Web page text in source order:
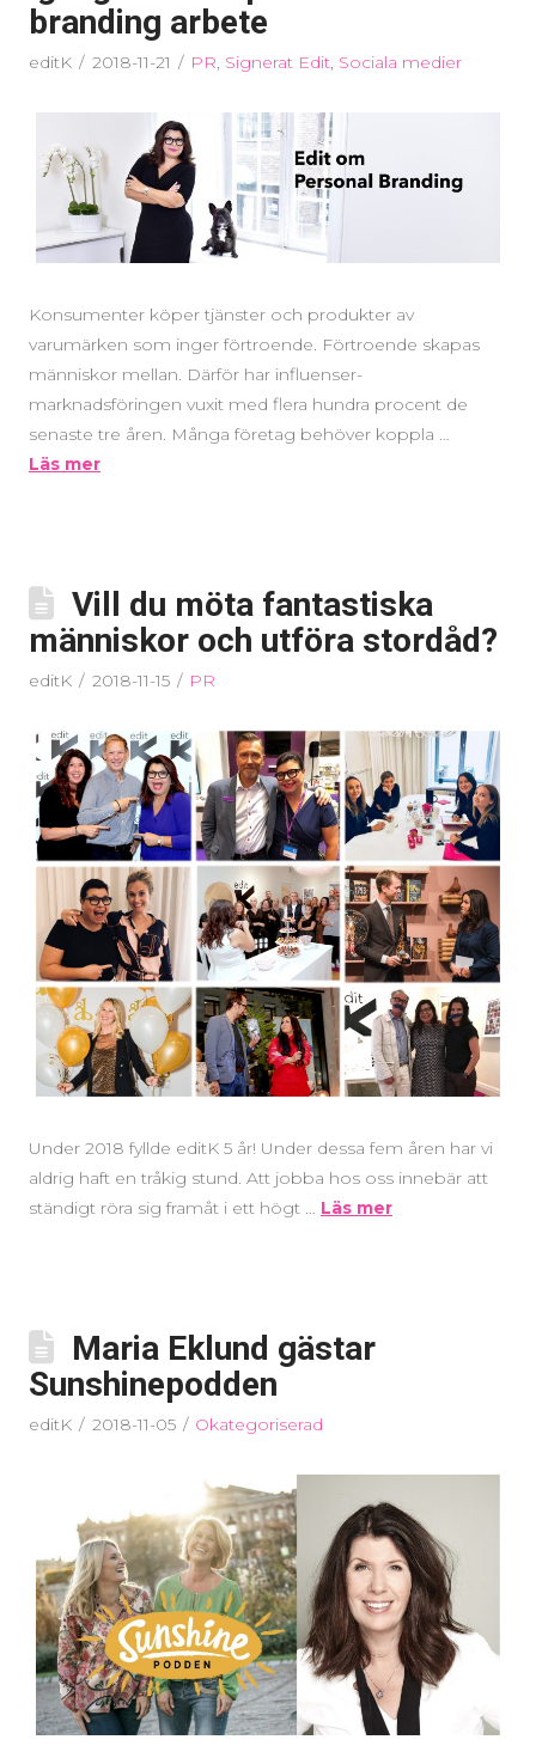
branding arbete
editK 2018-11-21 PR, Signerat Edit, Sociala medier
Konsumenter köper tjänster och produkter av
varumärken som inger förtroende. Förtroende skapas
människor mellan. Därför har influenser-
marknadsföringen vuxit med flera hundra procent de
senaste tre åren. Många företag behöver koppla …
Läs mer
Vill du möta fantastiska
människor och utföra stordåd?
editK 2018-11-15 PR
Under 2018 fyllde editK 5 år! Under dessa fem åren har vi
aldrig haft en tråkig stund. Att jobba hos oss innebär att
ständigt röra sig framåt i ett högt … Läs mer
Maria Eklund gästar
Sunshinepodden
editK 2018-11-05 Okategoriserad